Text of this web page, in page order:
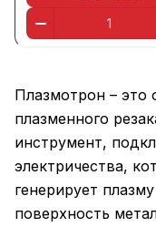
Плазмотрон – это
плазменного
инструмент,
электричества,
генерирует
поверхность